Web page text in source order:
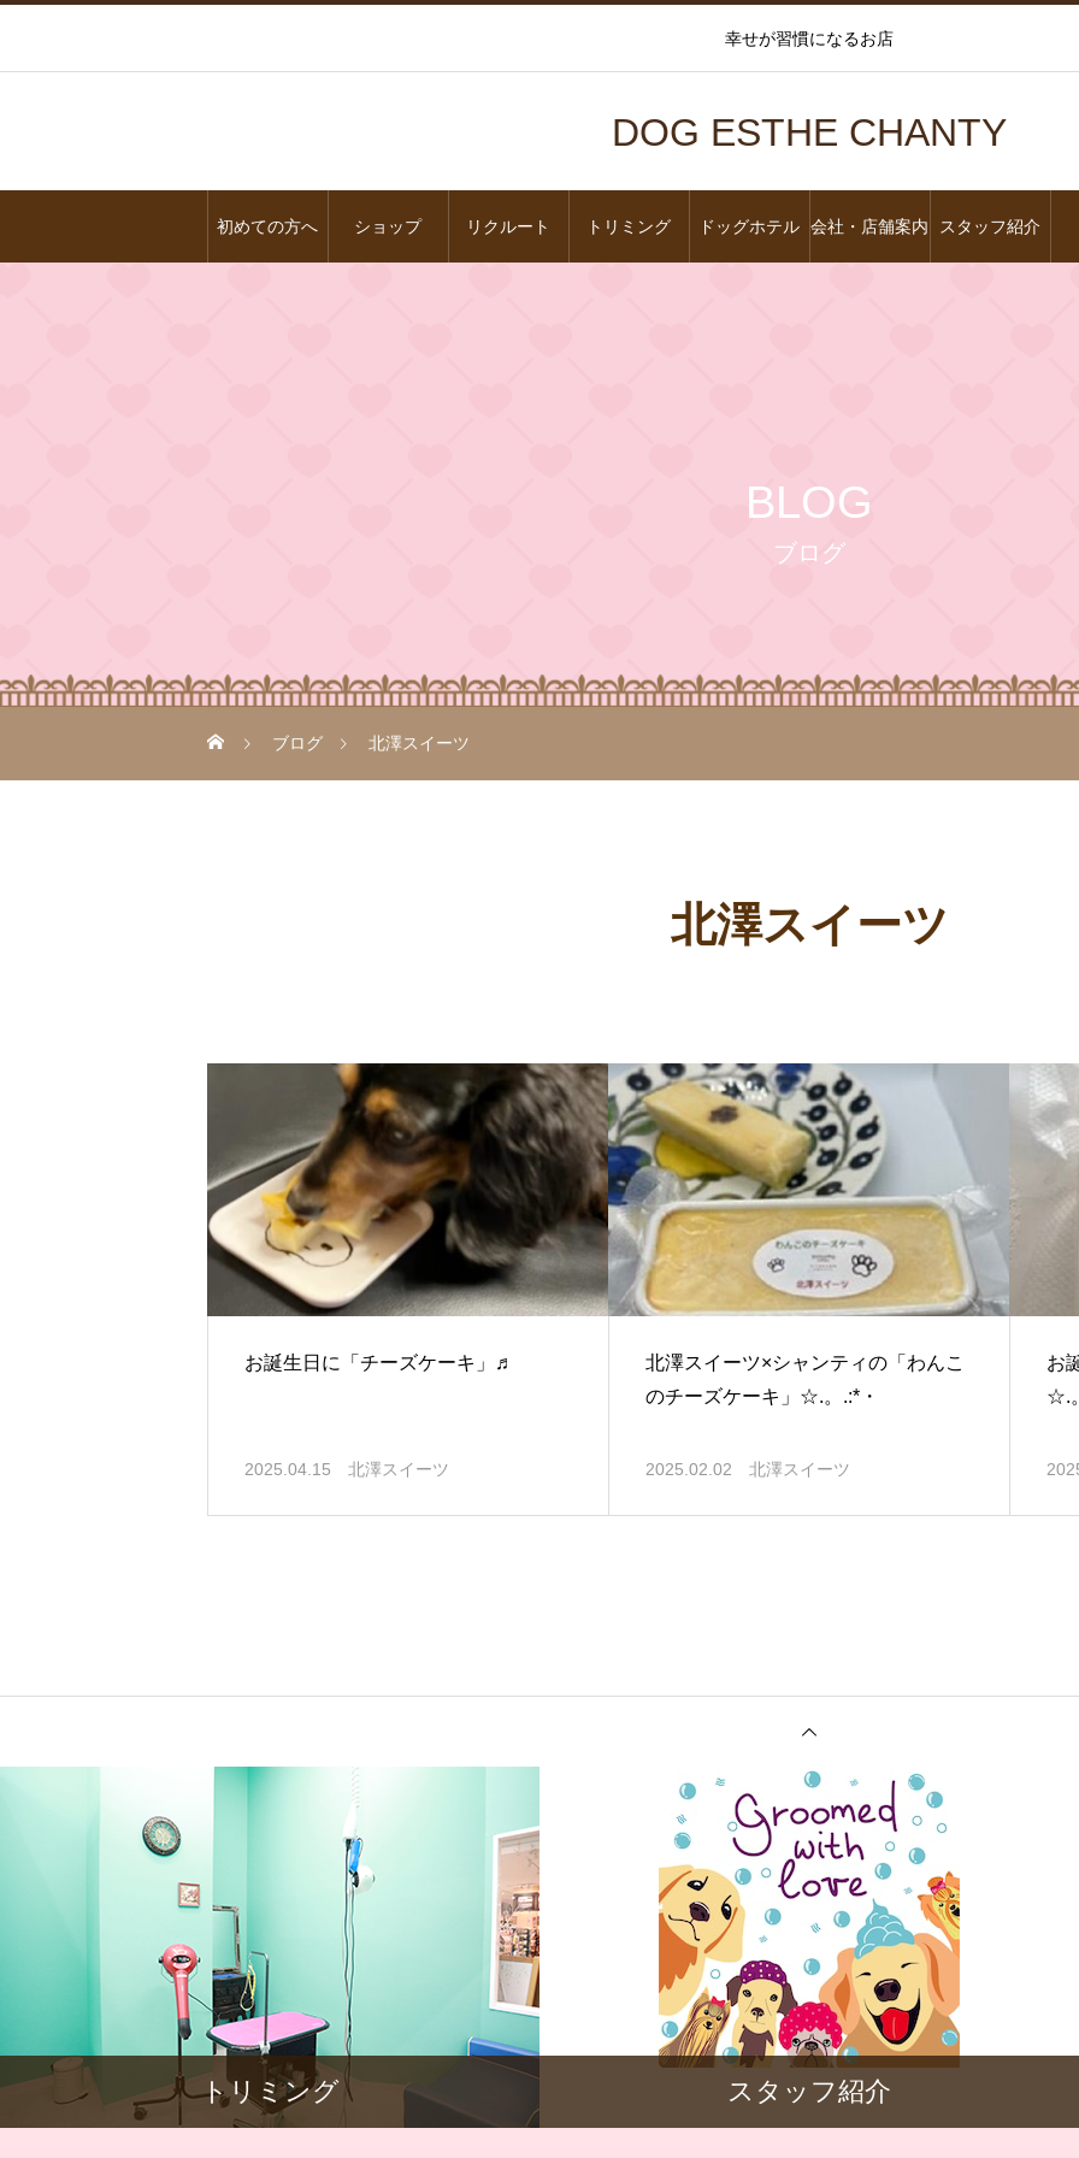
幸せが習慣になるお店
DOG ESTHE CHANTY
初めての方へ ショップ リクルート トリミング ドッグホテル 会社・店舗案内 スタッフ紹介
BLOG
ブログ
ブログ 北澤スイーツ
北澤スイーツ
お誕生日に「チーズケーキ」♬
2025.04.15 北澤スイーツ
北澤スイーツ×シャンティの「わんこ
のチーズケーキ」☆.。.:*・
2025.02.02 北澤スイーツ
お
☆.
トリミング スタッフ紹介